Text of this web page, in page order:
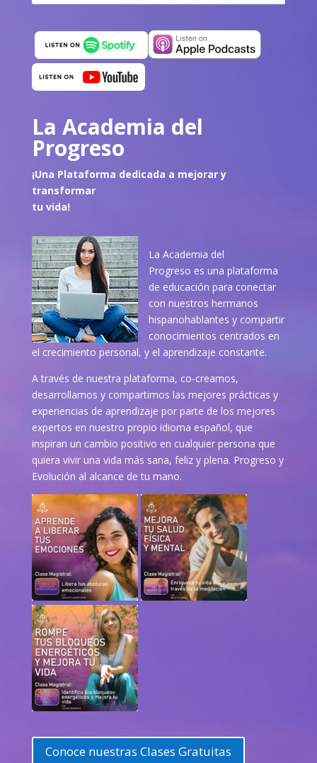
La Academia del
Progreso
¡Una Plataforma dedicada a mejorar y
transformar
tu vida!
La Academia del
Progreso es una plataforma
de educación para conectar
con nuestros hermanos
hispanohablantes y compartir
conocimientos centrados en
el crecimiento personal, y el aprendizaje constante.
A través de nuestra plataforma, co-creamos,
desarrollamos y compartimos las mejores prácticas y
experiencias de aprendizaje por parte de los mejores
expertos en nuestro propio idioma español, que
inspiran un cambio positivo en cualquier persona que
quiera vivir una vida más sana, feliz y plena. Progreso y
Evolución al alcance de tu mano.
Conoce nuestras Clases Gratuitas